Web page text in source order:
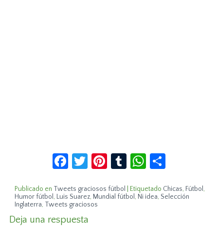
Facebook
Twitter
Pinterest
TumblrWhatsApp
Publicado en Tweets graciosos fútbol Etiquetado Chicas, Fútbol,
Humor fútbol, Luis Suarez, Mundial fútbol, Ni idea, Selección
Inglaterra, Tweets graciosos
Deja una respuesta